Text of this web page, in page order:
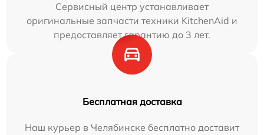
Сервисный центр устанавливает
оригинальные запчасти техники KitchenAid и
предоставляет гарантию до 3 лет.
Бесплатная доставка
Наш курьер в Челябинске бесплатно доставит